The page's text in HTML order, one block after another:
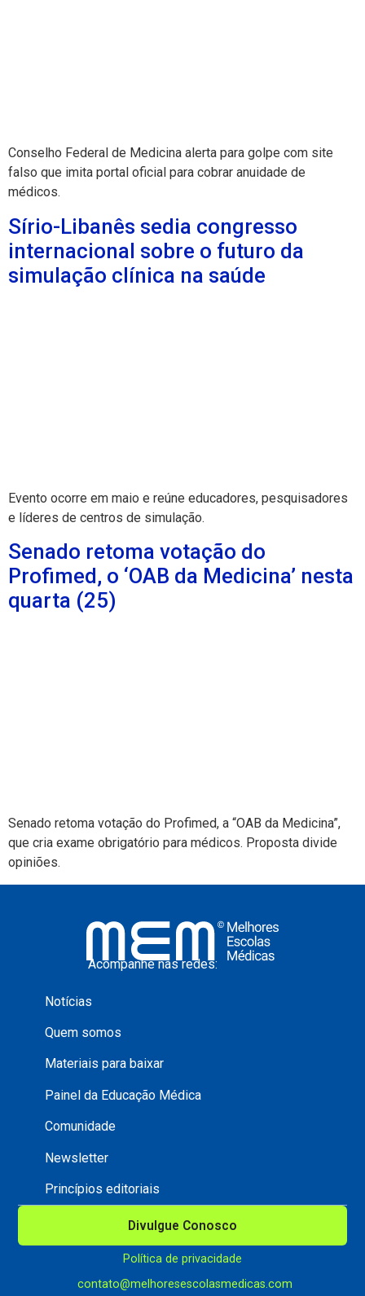
Conselho Federal de Medicina alerta para golpe com site
falso que imita portal oficial para cobrar anuidade de
médicos.
Sírio-Libanês sedia congresso
internacional sobre o futuro da
simulação clínica na saúde
Evento ocorre em maio e reúne educadores, pesquisadores
e líderes de centros de simulação.
Senado retoma votação do
Profimed, o ‘OAB da Medicina’ nesta
quarta (25)
Senado retoma votação do Profimed, a “OAB da Medicina”,
que cria exame obrigatório para médicos. Proposta divide
opiniões.
Acompanhe nas redes:
Notícias
Quem somos
Materiais para baixar
Painel da Educação Médica
Comunidade
Newsletter
Princípios editoriais
Divulgue Conosco
Política de privacidade
contato@melhoresescolasmedicas.com